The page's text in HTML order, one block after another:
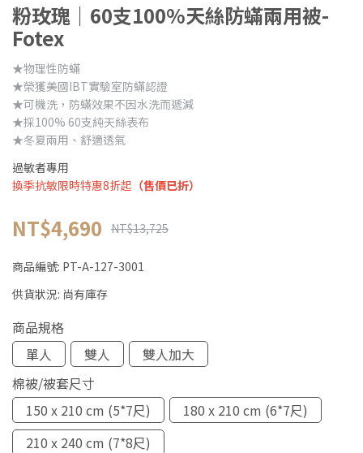
粉玫瑰｜60支100%天絲防蟎兩用被-
Fotex
★物理性防蟎
★榮獲美國IBT實驗室防蟎認證
★可機洗，防蟎效果不因水洗而遞減
★採100% 60支純天絲表布
★冬夏兩用、舒適透氣
過敏者專用
換季抗敏限時特惠8折起 （售價已折）
NT$4,690 NT$13,725
商品編號: PT-A-127-3001
供貨狀況: 尚有庫存
商品規格
單人
雙人
雙人加大
棉被/被套尺寸
150 x 210 cm (5*7尺)
180 x 210 cm (6*7尺)
210 x 240 cm (7*8尺)